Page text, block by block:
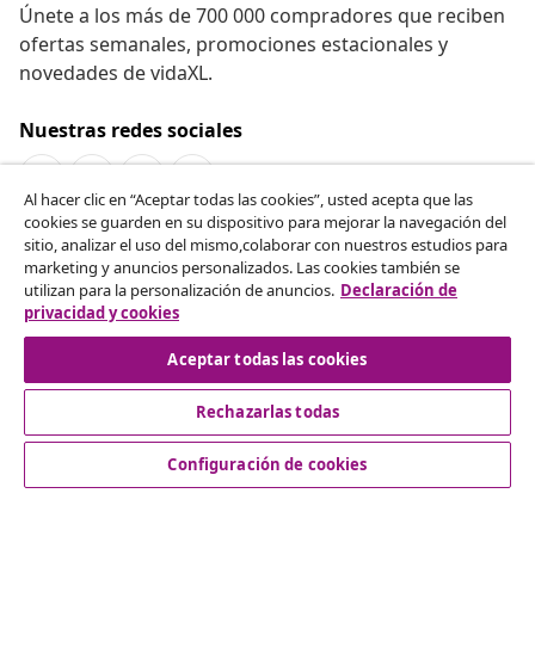
Únete a los más de 700 000 compradores que reciben
ofertas semanales, promociones estacionales y
novedades de vidaXL.
Nuestras redes sociales
Desistir del contrato
Solicita la cancelación de tu pedido.
Desistir del contrato
Servicio al Cliente
Al hacer clic en “Aceptar todas las cookies”, usted acepta que las
cookies se guarden en su dispositivo para mejorar la navegación del
sitio, analizar el uso del mismo,colaborar con nuestros estudios para
marketing y anuncios personalizados. Las cookies también se
utilizan para la personalización de anuncios. Declaración de
privacidad y cookies
Aceptar todas las cookies
Rechazarlas todas
Configuración de cookies